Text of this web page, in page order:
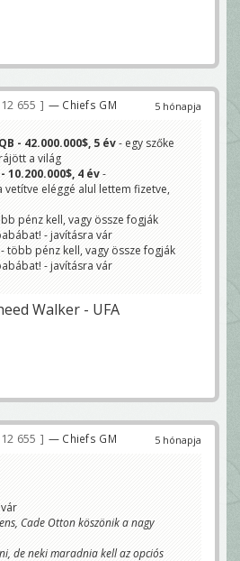
5 hónapja
12 655 — Chiefs GM
- 42.000.000$, 5 év- egy szőke
a világ
10.200.000$, 4 év-
eléggé alul lettem fizetve,
pénz kell, vagy össze fogják
- javításra vár
több pénz kell, vagy össze fogják
- javításra vár
Walker - UFA
5 hónapja
12 655 — Chiefs GM
Cade Otton köszönik a nagy
de neki maradnia kell az opciós